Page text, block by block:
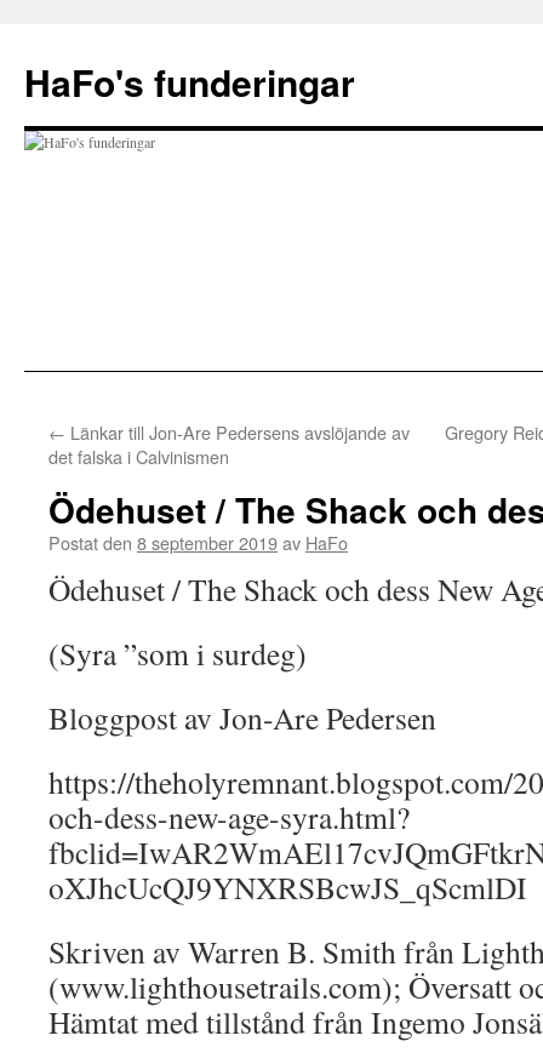
innehåll
HaFo's funderingar
← Länkar till Jon-Are Pedersens avslöjande av
det falska i Calvinismen
Gregory
Ödehuset / The Shack och
Postat den 8 september 2019av HaFo
Ödehuset / The Shack och dess New
(Syra ”som i surdeg)
Bloggpost av Jon-Are Pedersen
https://theholyremnant.blogspot.com/
och-dess-new-age-syra.html?
oXJhcUcQJ9YNXRSBcwJS_qScmlDI
Skriven av Warren B. Smith från
(www.lighthousetrails.com); Översatt
Hämtat med tillstånd från Ingemo